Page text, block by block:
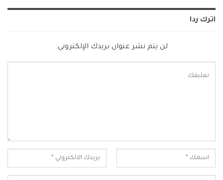
اترك ردا
لن يتم نشر عنوان بريدك الإلكتروني.